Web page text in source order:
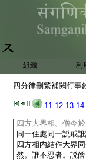
組織 利
四分律刪繁補闕行事
11 12 13 14
法僧界。但令比丘
取之。如明了論別
有三義。一結界是
然界弱不勝羯磨。
死。餘人不知界處
二正加聖法。上座
云。結大界羯磨。
此住處比丘唱四方
聽僧今於此四方相
四方大界相。僧今
同一住處同一説戒
四方相内結作大界
然。誰不忍者。説